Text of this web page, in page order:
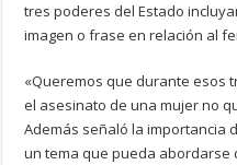
tres poderes del Estado
imagen o frase en relación al
«Queremos que durante esos
el asesinato de una mujer no
Además señaló la importancia
un tema que pueda abordarse